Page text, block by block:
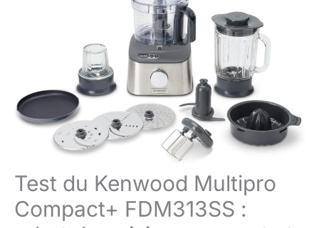
Test du Kenwood Multipro
Compact+ FDM313SS :